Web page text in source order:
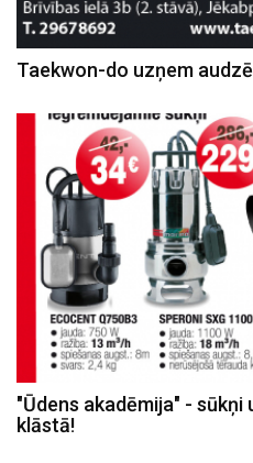
Taekwon-do uzņem
"Ūdens akadēmija" -
klāstā!